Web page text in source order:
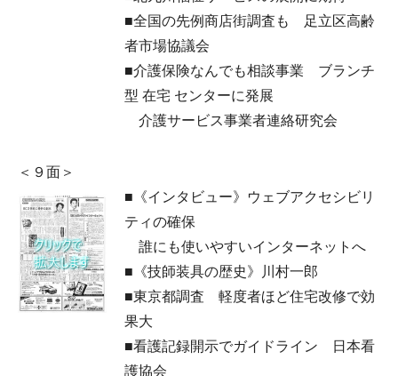
■全国の先例商店街調査も 足立区高齢
者市場協議会
■介護保険なんでも相談事業 ブランチ
型 在宅 センターに発展
介護サービス事業者連絡研究会
＜９面＞
■《インタビュー》ウェブアクセシビリ
ティの確保
誰にも使いやすいインターネットへ
■《技師装具の歴史》川村一郎
■東京都調査 軽度者ほど住宅改修で効
果大
■看護記録開示でガイドライン 日本看
護協会